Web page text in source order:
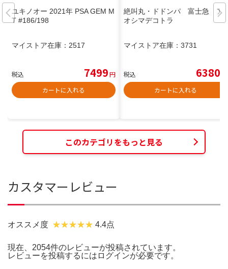
ユキノオー 2021年 PSA GEM M
T #186/198
マイストア在庫： 2517
税込 7499円
カートに入れる
絶叫丸・ドドンパ 富士急 ア
オシマデコトラ
マイストア在庫： 3731
税込 6380
カートに入れる
このカテゴリをもっと見る
カスタマーレビュー
オススメ度 4.4点
現在、2054件のレビューが投稿されています。
レビューを投稿するには ログインが必要です。